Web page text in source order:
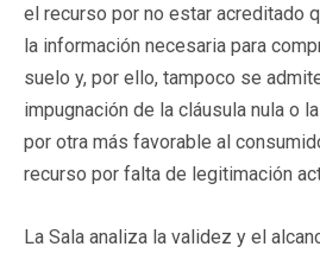
el recurso por no estar acreditado
la información necesaria para
suelo y, por ello, tampoco se
impugnación de la cláusula nula o
por otra más favorable al
recurso por falta de legitimación
La Sala analiza la validez y el